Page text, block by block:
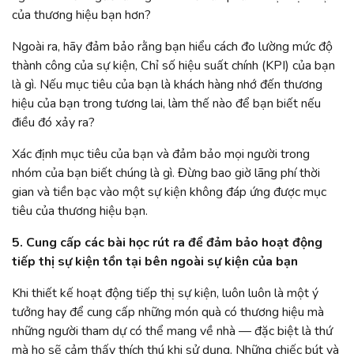
của thương hiệu bạn hơn?
Ngoài ra, hãy đảm bảo rằng bạn hiểu cách đo lường mức độ
thành công của sự kiện, Chỉ số hiệu suất chính (KPI) của bạn
là gì. Nếu mục tiêu của bạn là khách hàng nhớ đến thương
hiệu của bạn trong tương lai, làm thế nào để bạn biết nếu
điều đó xảy ra?
Xác định mục tiêu của bạn và đảm bảo mọi người trong
nhóm của bạn biết chúng là gì. Đừng bao giờ lãng phí thời
gian và tiền bạc vào một sự kiện không đáp ứng được mục
tiêu của thương hiệu bạn.
5. Cung cấp các bài học rút ra để đảm bảo hoạt động
tiếp thị sự kiện tồn tại bên ngoài sự kiện của bạn
Khi thiết kế hoạt động tiếp thị sự kiện, luôn luôn là một ý
tưởng hay để cung cấp những món quà có thương hiệu mà
những người tham dự có thể mang về nhà — đặc biệt là thứ
mà họ sẽ cảm thấy thích thú khi sử dụng. Những chiếc bút và